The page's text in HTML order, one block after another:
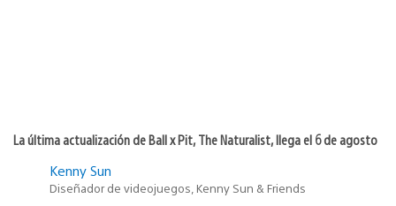
La última actualización de Ball x Pit, The Naturalist, llega el 6 de agosto
Kenny Sun
Diseñador de videojuegos, Kenny Sun & Friends